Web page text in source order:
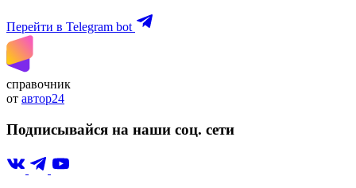
Перейти в Telegram bot
справочник
от автор24
Подписывайся на наши соц. сети